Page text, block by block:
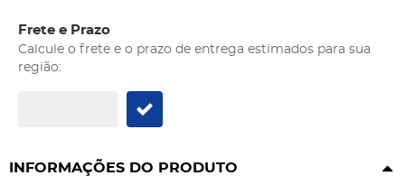
Frete e Prazo
Calcule o frete e o prazo de entrega estimados para sua
região:
INFORMAÇÕES DO PRODUTO